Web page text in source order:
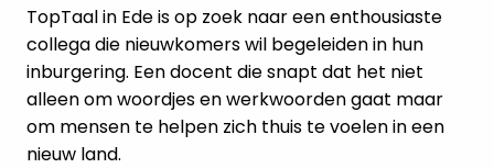
TopTaal in Ede is op zoek naar een enthousiaste
collega die nieuwkomers wil begeleiden in hun
inburgering. Een docent die snapt dat het niet
alleen om woordjes en werkwoorden gaat maar
om mensen te helpen zich thuis te voelen in een
nieuw land.